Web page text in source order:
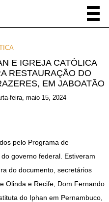
E IGREJA CATÓLICA
RESTAURAÇÃO DO
EM JABOATÃO
feira, maio 15, 2024
pelo Programa de
governo federal. Estiveram
do documento, secretários
Olinda e Recife, Dom Fernando
do Iphan em Pernambuco,